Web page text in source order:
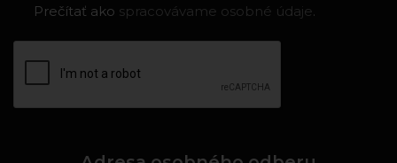
Prečítať ako spracovávame osobné údaje.